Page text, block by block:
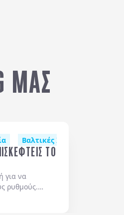
ΜΑΣ
Βαλτικές Χώρες
ΤΟ
για να
ρυθμούς.
ιδανικές